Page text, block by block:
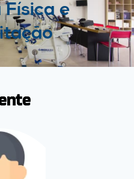
Física e